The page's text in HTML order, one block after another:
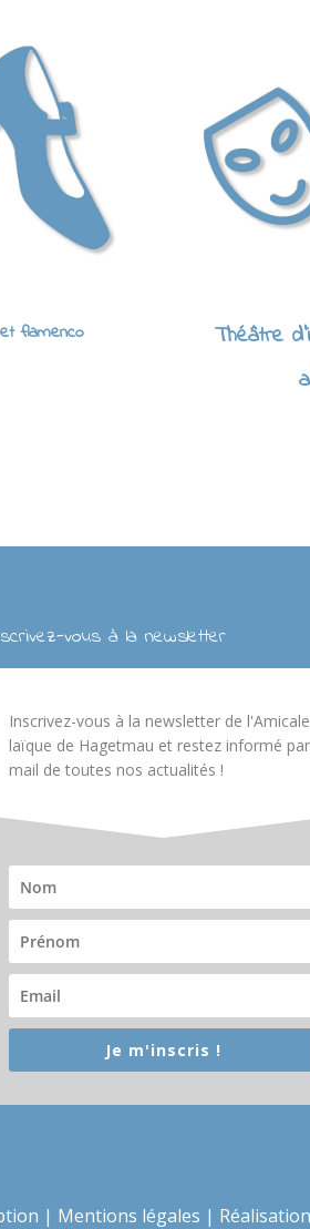
flamenco
Théâtre
vous à la newsletter
Inscrivez-vous à la newsletter de l'Amicale
laïque de Hagetmau et restez informé par
mail de toutes nos actualités !
Je m'inscris !
| Mentions légales |